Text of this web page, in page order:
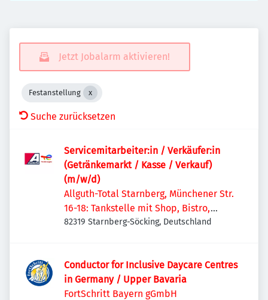
Jetzt Jobalarm aktivieren!
Festanstellung
Suche zurücksetzen
Servicemitarbeiter:in / Verkäufer:in
(Getränkemarkt / Kasse / Verkauf)
(m/w/d)
Allguth-Total Starnberg, Münchener Str.
16-18: Tankstelle mit Shop, Bistro,
Getränkemarkt, Waschstraße
82319 Starnberg-Söcking, Deutschland
Conductor for Inclusive Daycare Centres
in Germany / Upper Bavaria
FortSchritt Bayern gGmbH